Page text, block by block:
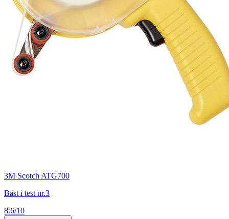
3M Scotch ATG700
Bäst i test nr.3
8.6/10